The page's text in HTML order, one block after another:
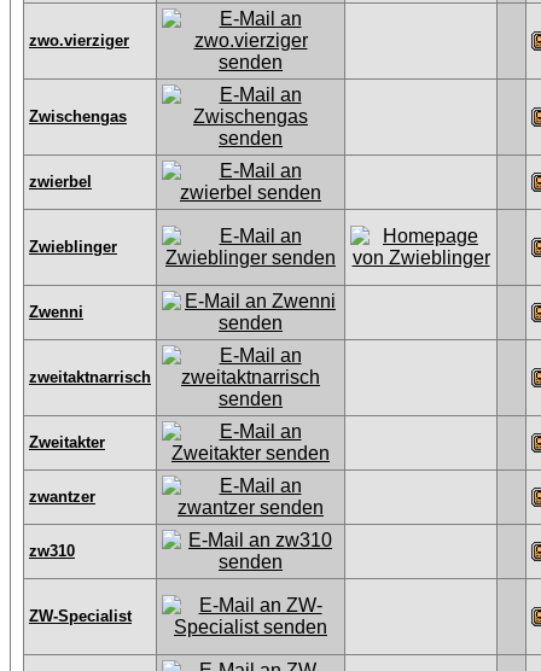
zwo.vierziger
Zwischengas
zwierbel
Zwieblinger
Zwenni
zweitaktnarrisch
Zweitakter
zwantzer
zw310
ZW-Specialist